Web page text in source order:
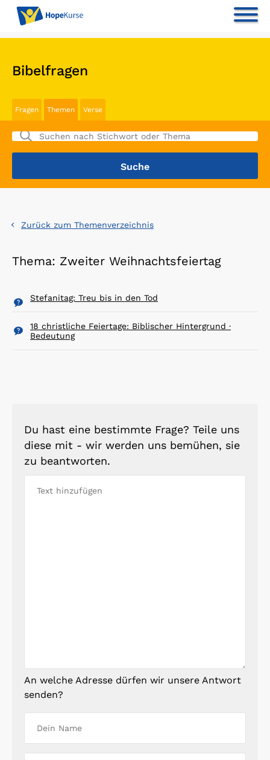
Bibelfragen
Fragen Themen Verse
Zurück zum Themenverzeichnis
Thema: Zweiter Weihnachtsfeiertag
Stefanitag: Treu bis in den Tod
18 christliche Feiertage: Biblischer Hintergrund ·
Bedeutung
Du hast eine bestimmte Frage? Teile uns
diese mit - wir werden uns bemühen, sie
zu beantworten.
An welche Adresse dürfen wir unsere Antwort
senden?